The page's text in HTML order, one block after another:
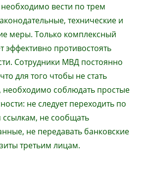
вести по трем
технические и
меры. Только комплексный
эффективно противостоять
Сотрудники МВД постоянно
для того чтобы не стать
соблюдать простые
не следует переходить по
не сообщать
не передавать банковские
третьим лицам.